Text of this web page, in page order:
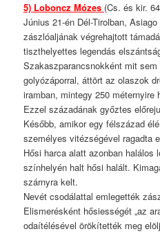
5) Loboncz Mózes (Cs. és kir.
Június 21-én Dél-Tirolban,
zászlóaljának végrehajtott
tiszthelyettes legendás
Szakaszparancsnokként mit
golyózáporral, áttört az olaszok
iramban, mintegy 250 méternyire
Ezzel századának győztes
Később, amikor egy félszázad
személyes vitézségével ragadta
Hősi harca alatt azonban halálos
színhelyén halt hősi halált.
szárnyra kelt.
Nevét csodálattal emlegették
Elismerésként hősiességét „az
odaítélésével örökítették meg